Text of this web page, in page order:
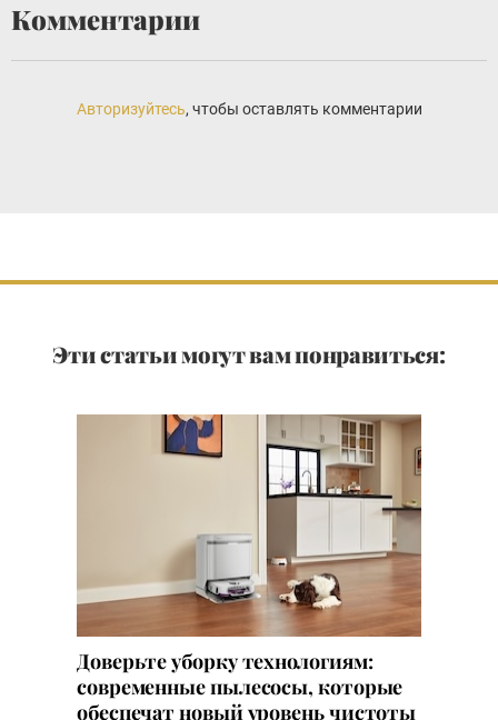
Комментарии
Авторизуйтесь, чтобы оставлять комментарии
Эти статьи могут вам понравиться:
Доверьте уборку технологиям:
современные пылесосы, которые
обеспечат новый уровень чистоты